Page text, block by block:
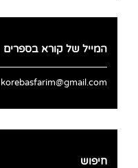
המייל של קורא בספרים
korebasfarim@gmail.com
חיפוש